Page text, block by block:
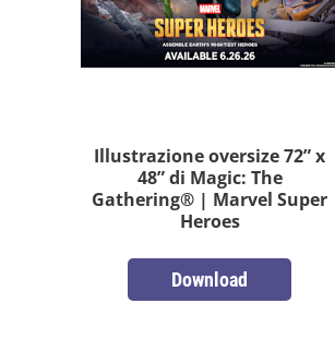
Illustrazione oversize 72” x
48” di Magic: The
Gathering® | Marvel Super
Heroes
Download